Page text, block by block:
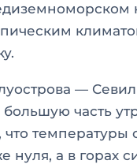
—
часть
что
нуля, а в горах